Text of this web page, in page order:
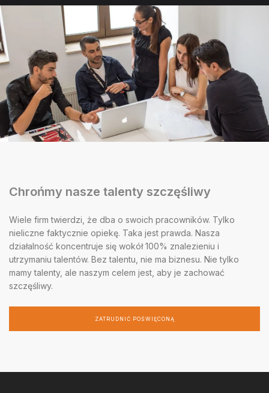
Chrońmy nasze talenty szczęśliwy
Wiele firm twierdzi, że dba o swoich pracowników. Tylko
nieliczne faktycznie opiekę. Taka jest prawda. Nasza
działalność koncentruje się wokół 100% znalezieniu i
utrzymaniu talentów. Bez talentu, nie ma biznesu. Nie tylko
mamy talenty, ale naszym celem jest, aby je zachować
szczęśliwy.
ZATRUDNIĆ POŚWIĘCONĄ